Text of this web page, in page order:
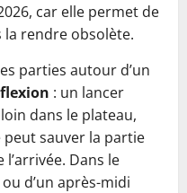
car elle permet de
la rendre obsolète.
parties autour d’un
: un lancer
dans le plateau,
sauver la partie
Dans le
d’un après-midi